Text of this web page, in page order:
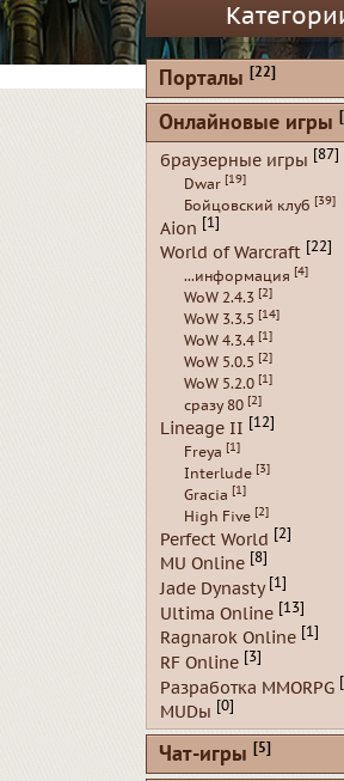
Порталы [22]
Онлайновые игры
браузерные игры [87]
Dwar [19]
Бойцовский клуб [39]
Aion [1]
World of Warcraft [22]
...информация [4]
WoW 2.4.3 [2]
WoW 3.3.5 [14]
WoW 4.3.4 [1]
WoW 5.0.5 [2]
WoW 5.2.0 [1]
сразу 80 [2]
Lineage II [12]
Freya [1]
Interlude [3]
Gracia [1]
High Five [2]
Perfect World [2]
MU Online [8]
Jade Dynasty [1]
Ultima Online [13]
Ragnarok Online [1]
RF Online [3]
Разработка MMORPG
MUDы [0]
Чат-игры [5]